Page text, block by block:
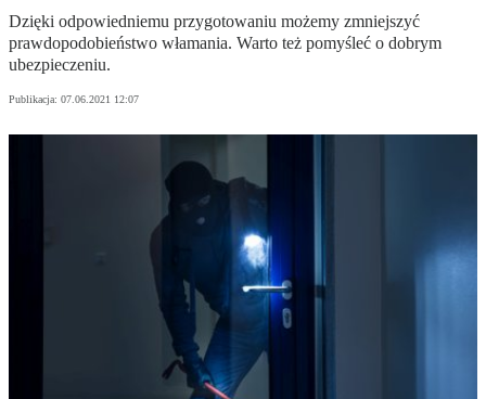
Dzięki odpowiedniemu przygotowaniu możemy zmniejszyć
prawdopodobieństwo włamania. Warto też pomyśleć o dobrym
ubezpieczeniu.
Publikacja: 07.06.2021 12:07